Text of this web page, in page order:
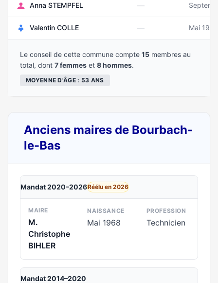
Anna STEMPFEL —
Valentin COLLE — Mai 1996
Le conseil de cette commune compte 15 membres au
total, dont 7 femmes et 8 hommes.
MOYENNE D'ÂGE : 53 ANS
Anciens maires de Bourbach-
le-Bas
Mandat 2020–2026Réélu en 2026
MAIRE
M.
Christophe
BIHLER
NAISSANCE
Mai 1968
PROFESSION
Technicien
Mandat 2014–2020